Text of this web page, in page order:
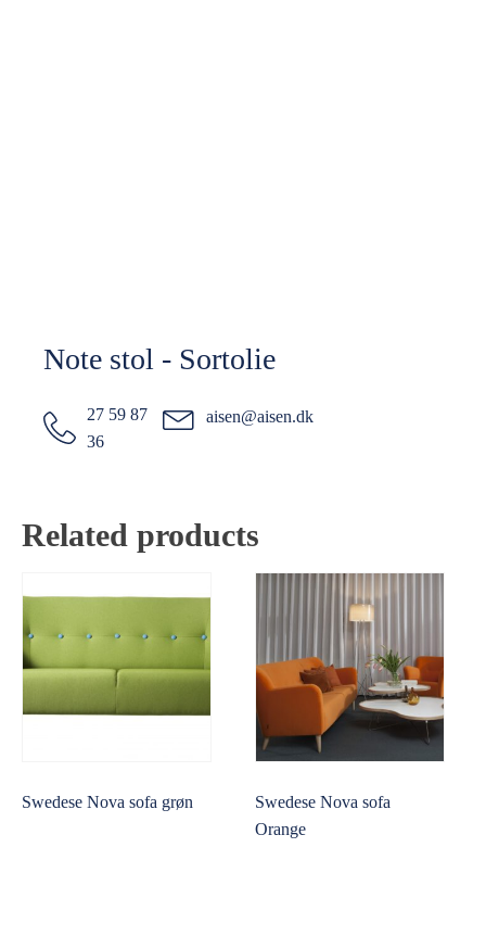
Note stol - Sortolie
27 59 87
36
aisen@aisen.dk
Related products
Swedese Nova sofa grøn
Swedese Nova sofa
Orange